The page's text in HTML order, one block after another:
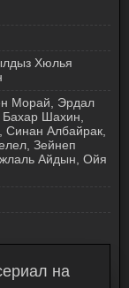
Хюлья
Морай, Эрдал
Шахин,
Албайрак,
Зейнеп
Айдын, Ойя
на